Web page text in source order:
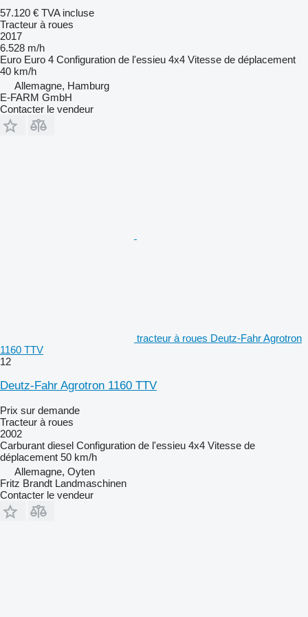
57.120 € TVA incluse
Tracteur à roues
2017
6.528 m/h
Euro Euro 4 Configuration de l'essieu 4x4 Vitesse de déplacement
40 km/h
Allemagne, Hamburg
E-FARM GmbH
Contacter le vendeur
tracteur à roues Deutz-Fahr Agrotron
1160 TTV
12
Deutz-Fahr Agrotron 1160 TTV
Prix sur demande
Tracteur à roues
2002
Carburant diesel Configuration de l'essieu 4x4 Vitesse de
déplacement 50 km/h
Allemagne, Oyten
Fritz Brandt Landmaschinen
Contacter le vendeur